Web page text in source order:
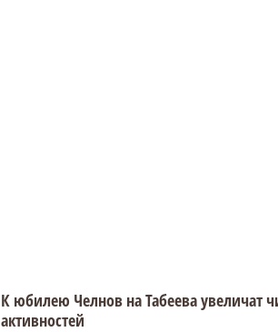
К юбилею Челнов на Табеева увеличат
активностей